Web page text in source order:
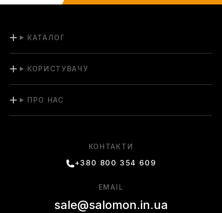
КАТАЛОГ
КОРИСТУВАЧУ
ПРО НАС
КОНТАКТИ
+380 800 354 609
EMAIL
sale@salomon.in.ua